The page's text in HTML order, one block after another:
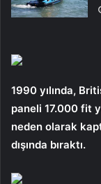
1990 yılında,
paneli 17.000 fit
neden olarak
dışında bıraktı.